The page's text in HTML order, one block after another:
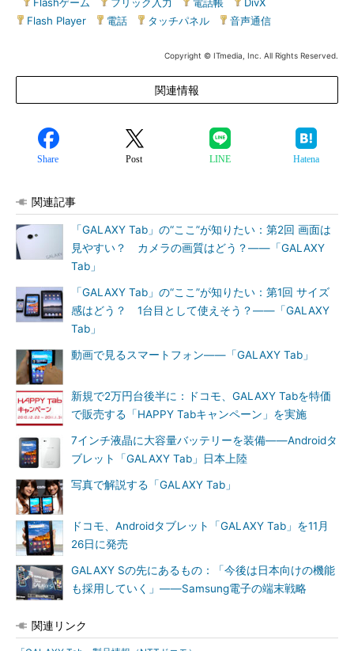
Flash Player
電話 タッチパネル 音声通信
Copyright © ITmedia, Inc. All Rights Reserved.
関連情報
Share Post LINE Hatena
関連記事
「GALAXY Tab」の“ここ”が知りたい：第2回 画面は
見やすい？ カメラの画質はどう？――「GALAXY
Tab」
「GALAXY Tab」の“ここ”が知りたい：第1回 サイズ
感はどう？ 1台目として使えそう？――「GALAXY
Tab」
動画で見るスマートフォン――「GALAXY Tab」
新規で2万円台後半に：ドコモ、GALAXY Tabを特価
で販売する「HAPPY Tabキャンペーン」を実施
7インチ液晶に大容量バッテリーを装備――Androidタ
ブレット「GALAXY Tab」日本上陸
写真で解説する「GALAXY Tab」
ドコモ、Androidタブレット「GALAXY Tab」を11月
26日に発売
GALAXY Sの先にあるもの：「今後は日本向けの機能
も採用していく」――Samsung電子の端末戦略
関連リンク